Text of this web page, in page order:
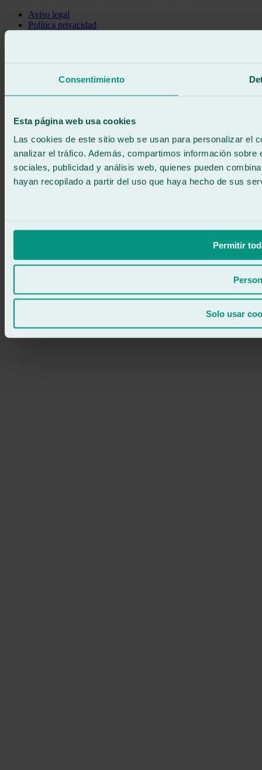
Consentimiento
Esta página web usa cookies
Las cookies de este sitio web se usan para personalizar el
analizar el tráfico. Además, compartimos información
sociales, publicidad y análisis web, quienes pueden
hayan recopilado a partir del uso que haya hecho de sus
Permitir
Solo usar
Aviso legal
Política privacidad
671 015 121
900 333 733
ATENCIÓN 24/7